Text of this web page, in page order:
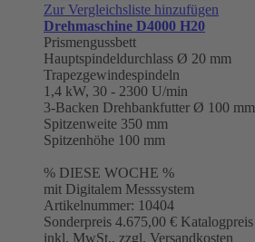
Zur Vergleichsliste hinzufügen
Drehmaschine D4000 H20
Prismengussbett
Hauptspindeldurchlass Ø 20 mm
Trapezgewindespindeln
1,4 kW, 30 - 2300 U/min
3-Backen Drehbankfutter Ø 100 mm
Spitzenweite 350 mm
Spitzenhöhe 100 mm
% DIESE WOCHE %
mit Digitalem Messsystem
Artikelnummer: 10404
Sonderpreis 4.675,00 € Katalogpreis
inkl. MwSt., zzgl. Versandkosten